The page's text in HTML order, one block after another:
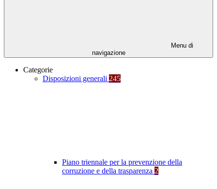
Menu di
navigazione
Categorie
Disposizioni generali 245
Piano triennale per la prevenzione della
corruzione e della trasparenza 2